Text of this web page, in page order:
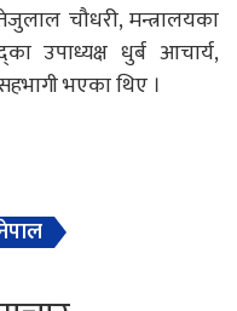
चौधरी, मन्त्रालयका
उपाध्यक्ष धुर्ब आचार्य,
भएका थिए ।